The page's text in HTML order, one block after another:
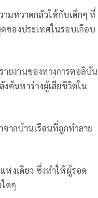
มหวาดกลัวให้กับเด็กๆ ที่
ของประเทศในรอบเกือบ
ายงานของทางการตอลิบัน
งค้นหาร่างผู้เสียชีวิตใน
ากบ้านเรือนที่ถูกทำลาย
ห่งเดียว ซึ่งทำให้ผู้รอด
ดๆ